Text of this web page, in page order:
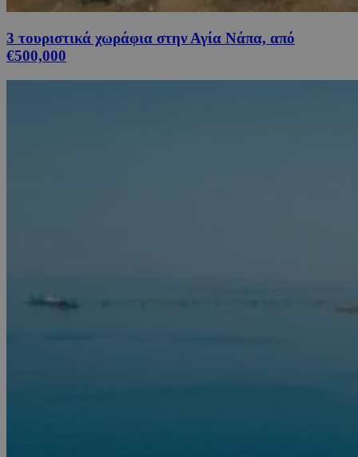
3 τουριστικά χωράφια στην Αγία Νάπα, από
€500,000